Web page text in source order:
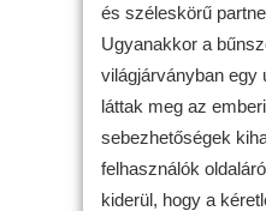
és széleskörű
Ugyanakkor a
világjárványban egy
láttak meg az
sebezhetőségek
felhasználók
kiderül, hogy a